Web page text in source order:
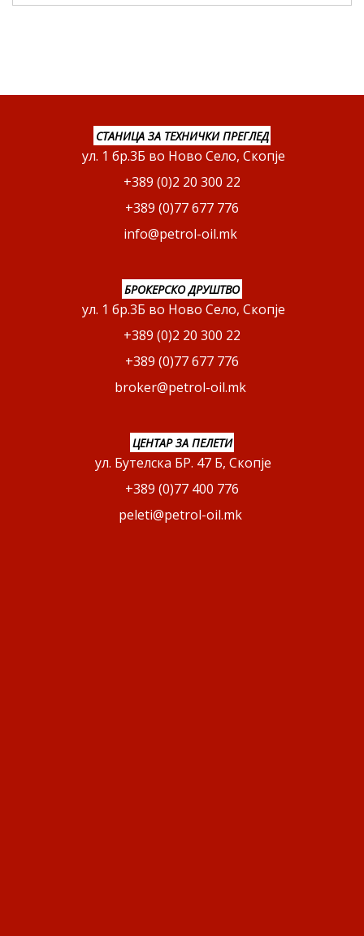
СТАНИЦА ЗА ТЕХНИЧКИ ПРЕГЛЕД
ул. 1 бр.3Б во Ново Село, Скопје
+389 (0)2 20 300 22
+389 (0)77 677 776
info@petrol-oil.mk
БРОКЕРСКО ДРУШТВО
ул. 1 бр.3Б во Ново Село, Скопје
+389 (0)2 20 300 22
+389 (0)77 677 776
broker@petrol-oil.mk
ЦЕНТАР ЗА ПЕЛЕТИ
ул. Бутелска БР. 47 Б, Скопје
+389 (0)77 400 776
peleti@petrol-oil.mk